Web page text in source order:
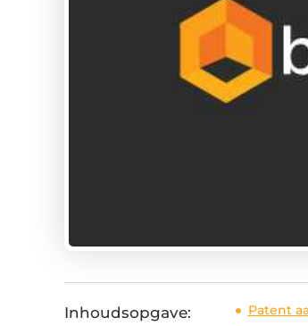
Inhoudsopgave:
Patent